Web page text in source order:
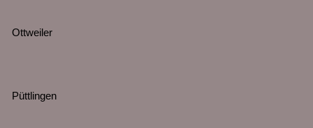
Ottweiler
Püttlingen